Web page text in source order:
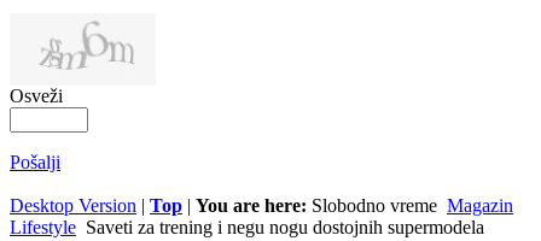
Osveži
Pošalji
Desktop Version | Top | You are here: Slobodno vreme Magazin
Lifestyle Saveti za trening i negu nogu dostojnih supermodela